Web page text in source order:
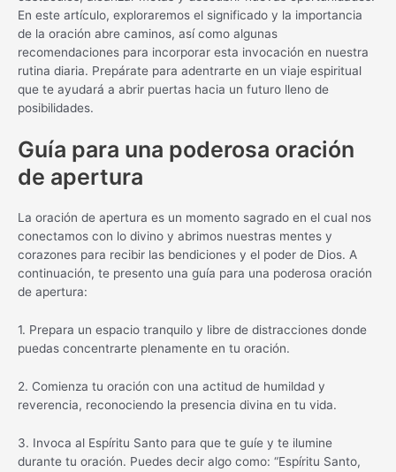
En este artículo, exploraremos el significado y la importancia
de la oración abre caminos, así como algunas
recomendaciones para incorporar esta invocación en nuestra
rutina diaria. Prepárate para adentrarte en un viaje espiritual
que te ayudará a abrir puertas hacia un futuro lleno de
posibilidades.
Guía para una poderosa oración
de apertura
La oración de apertura es un momento sagrado en el cual nos
conectamos con lo divino y abrimos nuestras mentes y
corazones para recibir las bendiciones y el poder de Dios. A
continuación, te presento una guía para una poderosa oración
de apertura:
1. Prepara un espacio tranquilo y libre de distracciones donde
puedas concentrarte plenamente en tu oración.
2. Comienza tu oración con una actitud de humildad y
reverencia, reconociendo la presencia divina en tu vida.
3. Invoca al Espíritu Santo para que te guíe y te ilumine
durante tu oración. Puedes decir algo como: “Espíritu Santo,